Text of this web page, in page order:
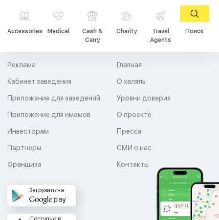
Accessories Medical
Cash &
Carry
Charity
Travel
Agents
Поиск
Главная
О халяль
Уровни доверия
Реклама
Кабинет заведения
Приложение для заведений
Приложение для имамов О проекте
Пресса
СМИ о нас
Контакты
Инвесторам
Партнеры
Франшиза
Загрузить на